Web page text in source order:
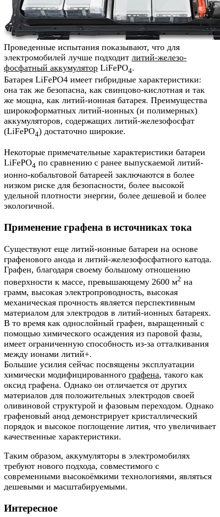
Проведенные испытания показывают, что для
электромобилей лучше подходит литий-железо-
фосфатный аккумулятор LiFePO4.
Батарея LiFePO4 имеет гибридные характеристики:
она так же безопасна, как свинцово-кислотная и так
же мощна, как литий-ионная батарея. Преимущества
широкоформатных литий-ионных (и полимерных)
аккумуляторов, содержащих литий-железофосфат
(LiFePO4) достаточно широкие.
Некоторые примечательные характеристики батареи
LiFePO4 по сравнению с ранее выпускаемой литий-
ионно-кобальтовой батареей заключаются в более
низком риске для безопасности, более высокой
удельной плотности энергии, более дешевой и более
экологичной.
Применение графена в источниках тока
Существуют еще литий-ионные батареи на основе
графенового анода и литий-железофосфатного катода.
Графен, благодаря своему большому отношению
поверхности к массе, превышающему 2600 м2 на
грамм, высокая электропроводность, высокая
механическая прочность является перспективным
материалом для электродов в литий-ионных батареях.
В то время как однослойный графен, выращенный с
помощью химического осаждения из паровой фазы,
имеет ограниченную способность из-за отталкивания
между ионами литий+.
Большие усилия сейчас посвящены эксплуатации
химически модифицированного графена, такого как
оксид графена. Однако он отличается от других
материалов для положительных электродов своей
оливиновой структурой и фазовым переходом. Однако
графеновый анод демонстрирует кристаллический
порядок и высокое поглощение лития, что увеличивает
качественные характеристики.
Таким образом, аккумуляторы в электромобилях
требуют нового подхода, совместимого с
современными высокоёмкими технологиями, являться
дешевыми и масштабируемыми.
Интересное